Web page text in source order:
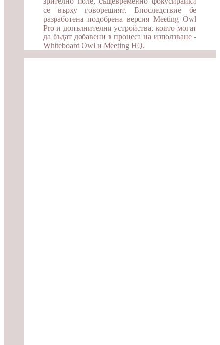
се върху говорещият. Впоследствие бе
разработена подобрена версия Meeting Owl
Pro и допълнителни устройства, които могат
да бъдат добавени в процеса на използване -
Whiteboard Owl и Meeting HQ.